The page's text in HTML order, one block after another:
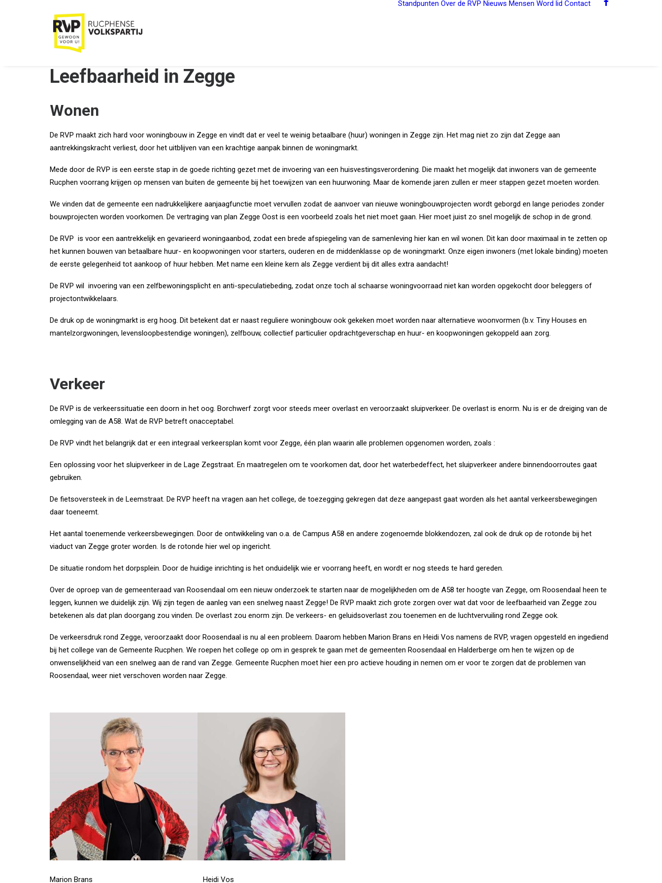
Standpunten Over de RVP Nieuws Mensen Word lid Contact
Leefbaarheid in Zegge
Wonen
De RVP maakt zich hard voor woningbouw in Zegge en vindt dat er veel te weinig betaalbare (huur) woningen in Zegge zijn. Het mag niet zo zijn dat Zegge aan
aantrekkingskracht verliest, door het uitblijven van een krachtige aanpak binnen de woningmarkt.
Mede door de RVP is een eerste stap in de goede richting gezet met de invoering van een huisvestingsverordening. Die maakt het mogelijk dat inwoners van de gemeente
Rucphen voorrang krijgen op mensen van buiten de gemeente bij het toewijzen van een huurwoning. Maar de komende jaren zullen er meer stappen gezet moeten worden.
We vinden dat de gemeente een nadrukkelijkere aanjaagfunctie moet vervullen zodat de aanvoer van nieuwe woningbouwprojecten wordt geborgd en lange periodes zonder
bouwprojecten worden voorkomen. De vertraging van plan Zegge Oost is een voorbeeld zoals het niet moet gaan. Hier moet juist zo snel mogelijk de schop in de grond.
De RVP is voor een aantrekkelijk en gevarieerd woningaanbod, zodat een brede afspiegeling van de samenleving hier kan en wil wonen. Dit kan door maximaal in te zetten op
het kunnen bouwen van betaalbare huur- en koopwoningen voor starters, ouderen en de middenklasse op de woningmarkt. Onze eigen inwoners (met lokale binding) moeten
de eerste gelegenheid tot aankoop of huur hebben. Met name een kleine kern als Zegge verdient bij dit alles extra aandacht!
De RVP wil invoering van een zelfbewoningsplicht en anti-speculatiebeding, zodat onze toch al schaarse woningvoorraad niet kan worden opgekocht door beleggers of
projectontwikkelaars.
De druk op de woningmarkt is erg hoog. Dit betekent dat er naast reguliere woningbouw ook gekeken moet worden naar alternatieve woonvormen (b.v. Tiny Houses en
mantelzorgwoningen, levensloopbestendige woningen), zelfbouw, collectief particulier opdrachtgeverschap en huur- en koopwoningen gekoppeld aan zorg.
Verkeer
De RVP is de verkeerssituatie een doorn in het oog. Borchwerf zorgt voor steeds meer overlast en veroorzaakt sluipverkeer. De overlast is enorm. Nu is er de dreiging van de
omlegging van de A58. Wat de RVP betreft onacceptabel.
De RVP vindt het belangrijk dat er een integraal verkeersplan komt voor Zegge, één plan waarin alle problemen opgenomen worden, zoals :
Een oplossing voor het sluipverkeer in de Lage Zegstraat. En maatregelen om te voorkomen dat, door het waterbedeffect, het sluipverkeer andere binnendoorroutes gaat
gebruiken.
De fietsoversteek in de Leemstraat. De RVP heeft na vragen aan het college, de toezegging gekregen dat deze aangepast gaat worden als het aantal verkeersbewegingen
daar toeneemt.
Het aantal toenemende verkeersbewegingen. Door de ontwikkeling van o.a. de Campus A58 en andere zogenoemde blokkendozen, zal ook de druk op de rotonde bij het
viaduct van Zegge groter worden. Is de rotonde hier wel op ingericht.
De situatie rondom het dorpsplein. Door de huidige inrichting is het onduidelijk wie er voorrang heeft, en wordt er nog steeds te hard gereden.
Over de oproep van de gemeenteraad van Roosendaal om een nieuw onderzoek te starten naar de mogelijkheden om de A58 ter hoogte van Zegge, om Roosendaal heen te
leggen, kunnen we duidelijk zijn. Wij zijn tegen de aanleg van een snelweg naast Zegge! De RVP maakt zich grote zorgen over wat dat voor de leefbaarheid van Zegge zou
betekenen als dat plan doorgang zou vinden. De overlast zou enorm zijn. De verkeers- en geluidsoverlast zou toenemen en de luchtvervuiling rond Zegge ook.
De verkeersdruk rond Zegge, veroorzaakt door Roosendaal is nu al een probleem. Daarom hebben Marion Brans en Heidi Vos namens de RVP, vragen opgesteld en ingediend
bij het college van de Gemeente Rucphen. We roepen het college op om in gesprek te gaan met de gemeenten Roosendaal en Halderberge om hen te wijzen op de
onwenselijkheid van een snelweg aan de rand van Zegge. Gemeente Rucphen moet hier een pro actieve houding in nemen om er voor te zorgen dat de problemen van
Roosendaal, weer niet verschoven worden naar Zegge.
Marion Brans Heidi Vos